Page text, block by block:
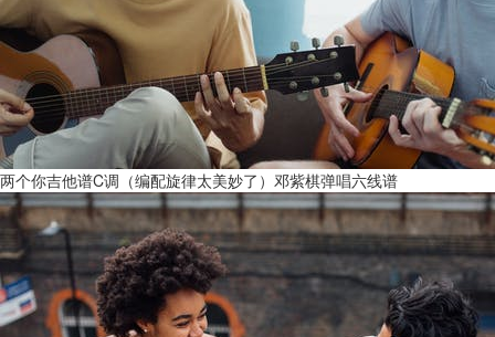
两个你吉他谱C调（编配旋律太美妙了）邓紫棋弹唱六线谱